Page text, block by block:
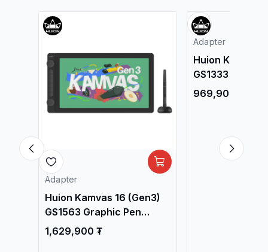
Adapter
Huion Kamvas 16 (Gen3)
GS1563 Graphic Pen
Display, Black / Зурдаг
1,629,900 ₮